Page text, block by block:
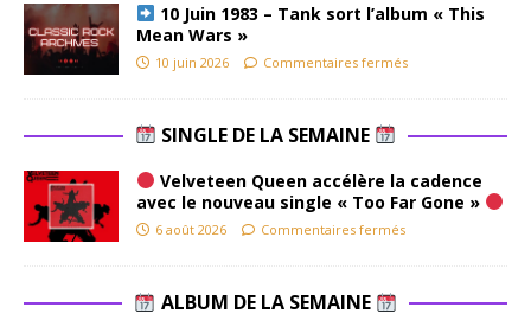
10 Juin 1983 – Tank sort l’album « This
Mean Wars »
10 juin 2026 Commentaires fermés
SINGLE DE LA SEMAINE
Velveteen Queen accélère la cadence
avec le nouveau single « Too Far Gone »
6 août 2026 Commentaires fermés
ALBUM DE LA SEMAINE